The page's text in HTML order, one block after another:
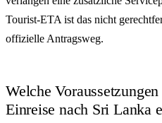
Tourist-ETA ist das nicht
offizielle Antragsweg.
Welche
Einreise nach Sri Lanka